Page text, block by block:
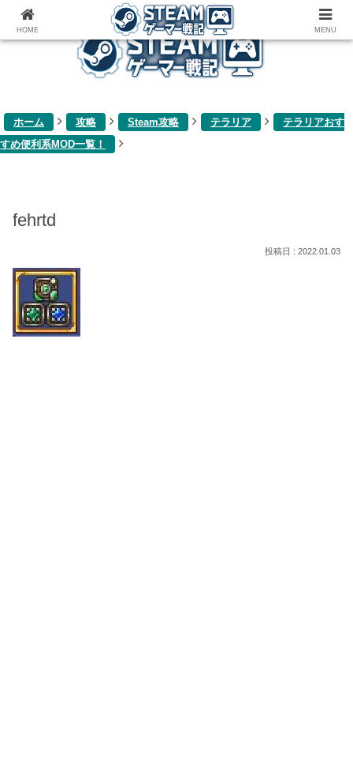
ゲーム関連雑記ブログ
ホーム 攻略 Steam攻略 テラリア
テラリアおす
すめ便利系MOD一覧！
fehrtd
2022.01.03
HOME MENU